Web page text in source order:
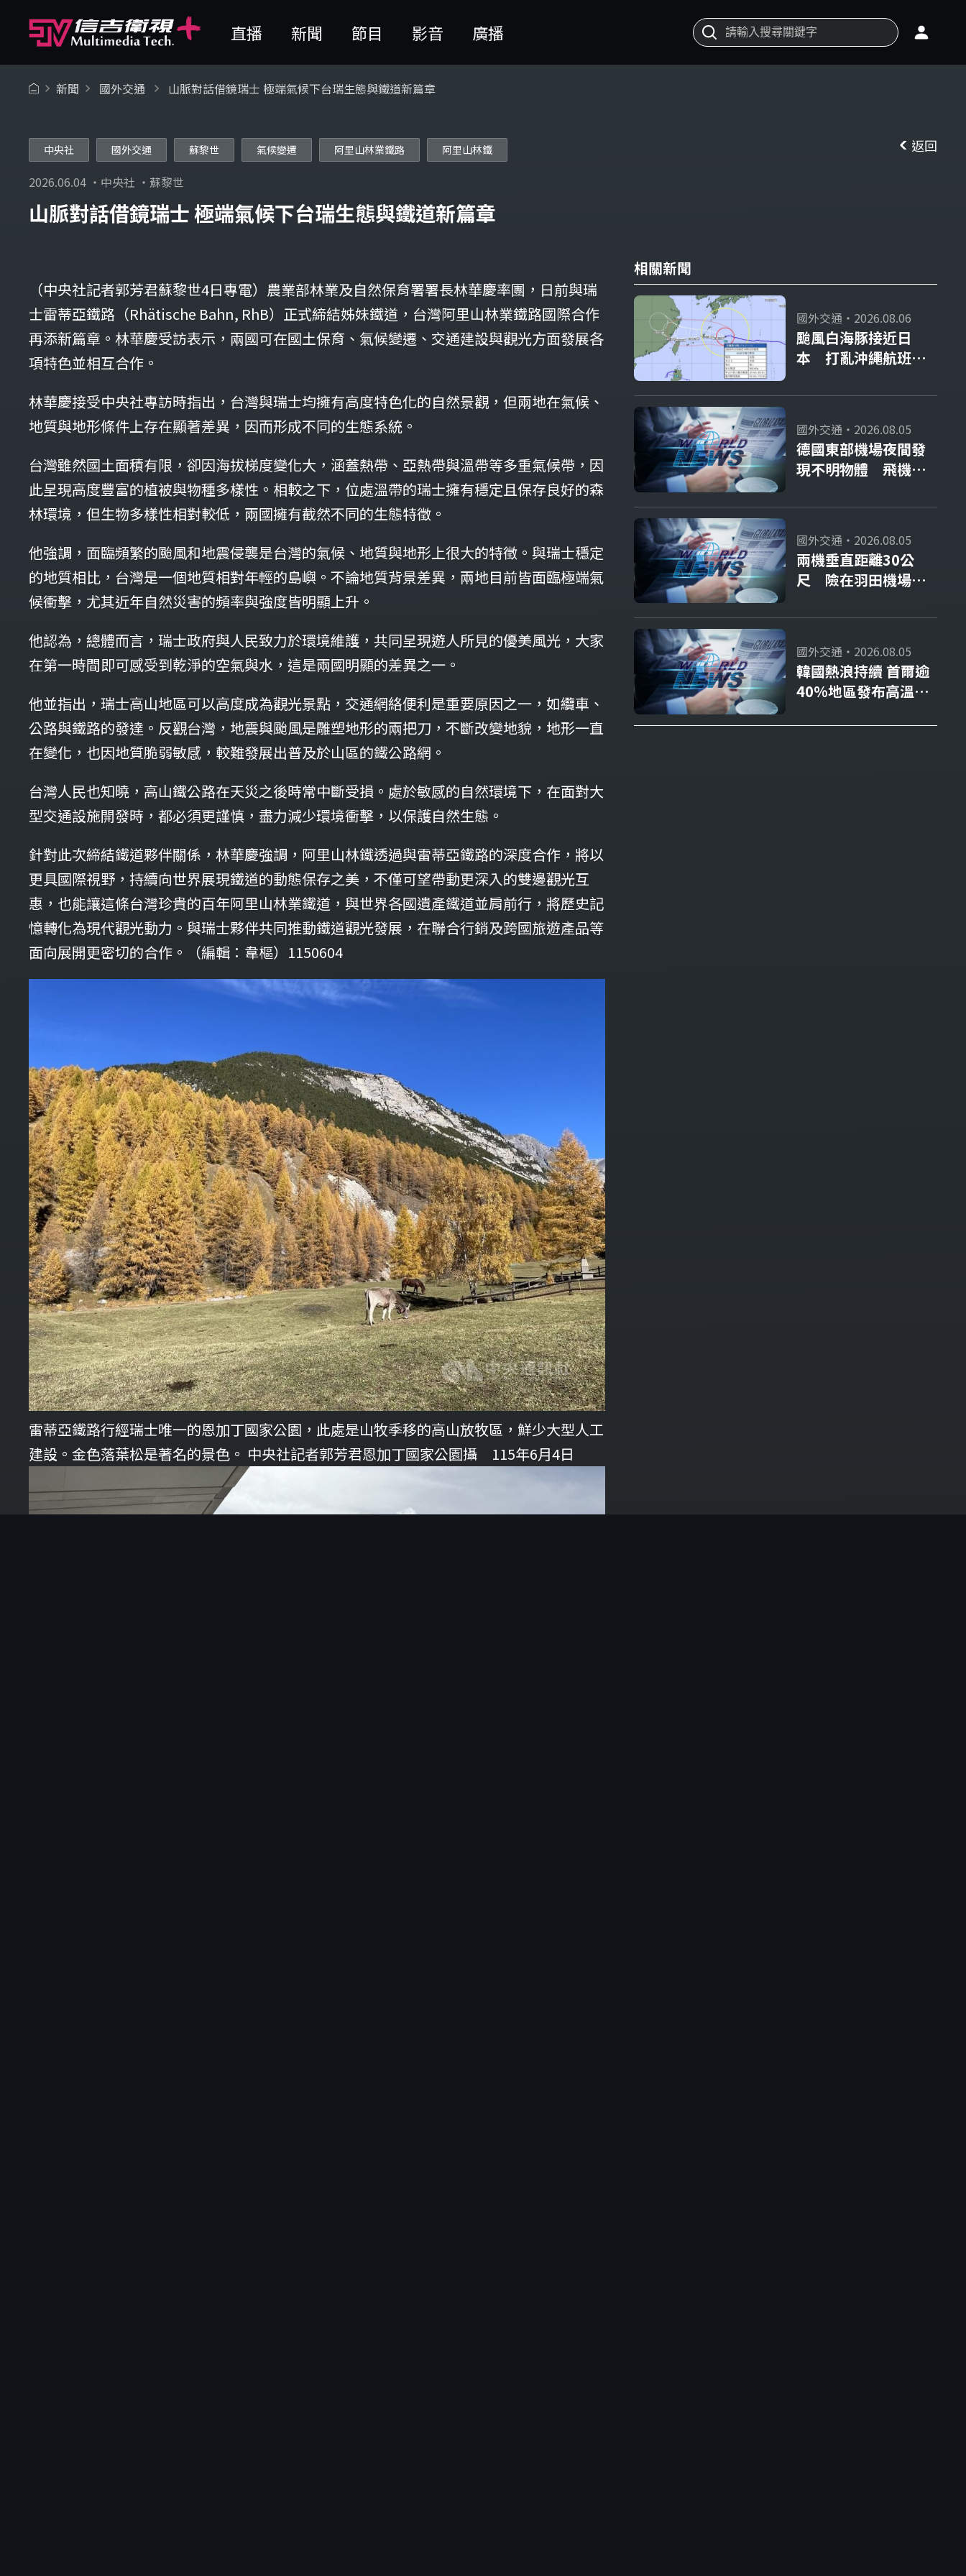
直播 新聞 節目 影音 廣播
新聞 國外交通 山脈對話借鏡瑞士 極端氣候下台瑞生態與鐵道新篇章
返回
中央社 國外交通 蘇黎世 氣候變遷 阿里山林業鐵路 阿里山林鐵
2026.06.04 ・中央社 ・蘇黎世
山脈對話借鏡瑞士 極端氣候下台瑞生態與鐵道新篇章
（中央社記者郭芳君蘇黎世4日專電）農業部林業及自然保育署署長林華慶率團，日前與瑞
士雷蒂亞鐵路（Rhätische Bahn, RhB）正式締結姊妹鐵道，台灣阿里山林業鐵路國際合作
再添新篇章。林華慶受訪表示，兩國可在國土保育、氣候變遷、交通建設與觀光方面發展各
項特色並相互合作。
林華慶接受中央社專訪時指出，台灣與瑞士均擁有高度特色化的自然景觀，但兩地在氣候、
地質與地形條件上存在顯著差異，因而形成不同的生態系統。
台灣雖然國土面積有限，卻因海拔梯度變化大，涵蓋熱帶、亞熱帶與溫帶等多重氣候帶，因
此呈現高度豐富的植被與物種多樣性。相較之下，位處溫帶的瑞士擁有穩定且保存良好的森
林環境，但生物多樣性相對較低，兩國擁有截然不同的生態特徵。
他強調，面臨頻繁的颱風和地震侵襲是台灣的氣候、地質與地形上很大的特徵。與瑞士穩定
的地質相比，台灣是一個地質相對年輕的島嶼。不論地質背景差異，兩地目前皆面臨極端氣
候衝擊，尤其近年自然災害的頻率與強度皆明顯上升。
他認為，總體而言，瑞士政府與人民致力於環境維護，共同呈現遊人所見的優美風光，大家
在第一時間即可感受到乾淨的空氣與水，這是兩國明顯的差異之一。
他並指出，瑞士高山地區可以高度成為觀光景點，交通網絡便利是重要原因之一，如纜車、
公路與鐵路的發達。反觀台灣，地震與颱風是雕塑地形的兩把刀，不斷改變地貌，地形一直
在變化，也因地質脆弱敏感，較難發展出普及於山區的鐵公路網。
台灣人民也知曉，高山鐵公路在天災之後時常中斷受損。處於敏感的自然環境下，在面對大
型交通設施開發時，都必須更謹慎，盡力減少環境衝擊，以保護自然生態。
針對此次締結鐵道夥伴關係，林華慶強調，阿里山林鐵透過與雷蒂亞鐵路的深度合作，將以
更具國際視野，持續向世界展現鐵道的動態保存之美，不僅可望帶動更深入的雙邊觀光互
惠，也能讓這條台灣珍貴的百年阿里山林業鐵道，與世界各國遺產鐵道並肩前行，將歷史記
憶轉化為現代觀光動力。與瑞士夥伴共同推動鐵道觀光發展，在聯合行銷及跨國旅遊產品等
面向展開更密切的合作。（編輯：韋樞）1150604
雷蒂亞鐵路行經瑞士唯一的恩加丁國家公園，此處是山牧季移的高山放牧區，鮮少大型人工
建設。金色落葉松是著名的景色。 中央社記者郭芳君恩加丁國家公園攝 115年6月4日
相關新聞
國外交通・2026.08.06
颱風白海豚接近日
本 打亂沖繩航班、
國外交通・2026.08.05
德國東部機場夜間發
現不明物體 飛機一
國外交通・2026.08.05
兩機垂直距離30公
尺 險在羽田機場上
國外交通・2026.08.05
韓國熱浪持續 首爾逾
40%地區發布高溫重